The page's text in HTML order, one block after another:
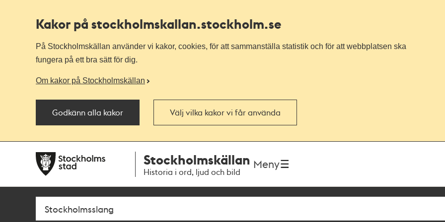
Kakor på stockholmskallan.stockholm.se
På Stockholmskällan använder vi kakor, cookies, för att sammanställa statistik och för att webbplatsen ska
fungera på ett bra sätt för dig.
Om kakor på Stockholmskällan
Godkänn alla kakor Välj vilka kakor vi får använda
navigationen
huvudinnehållet
Stockholmskällan
Historia i ord, ljud och bild
Meny
Sök